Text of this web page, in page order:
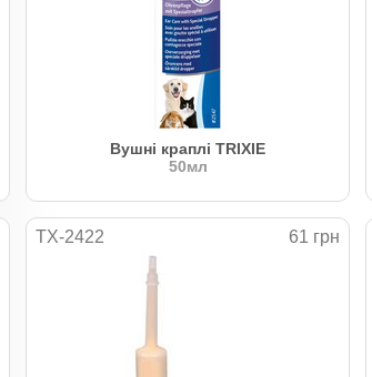
Вушні краплі TRIXIE
50мл
TX-2422 61 грн